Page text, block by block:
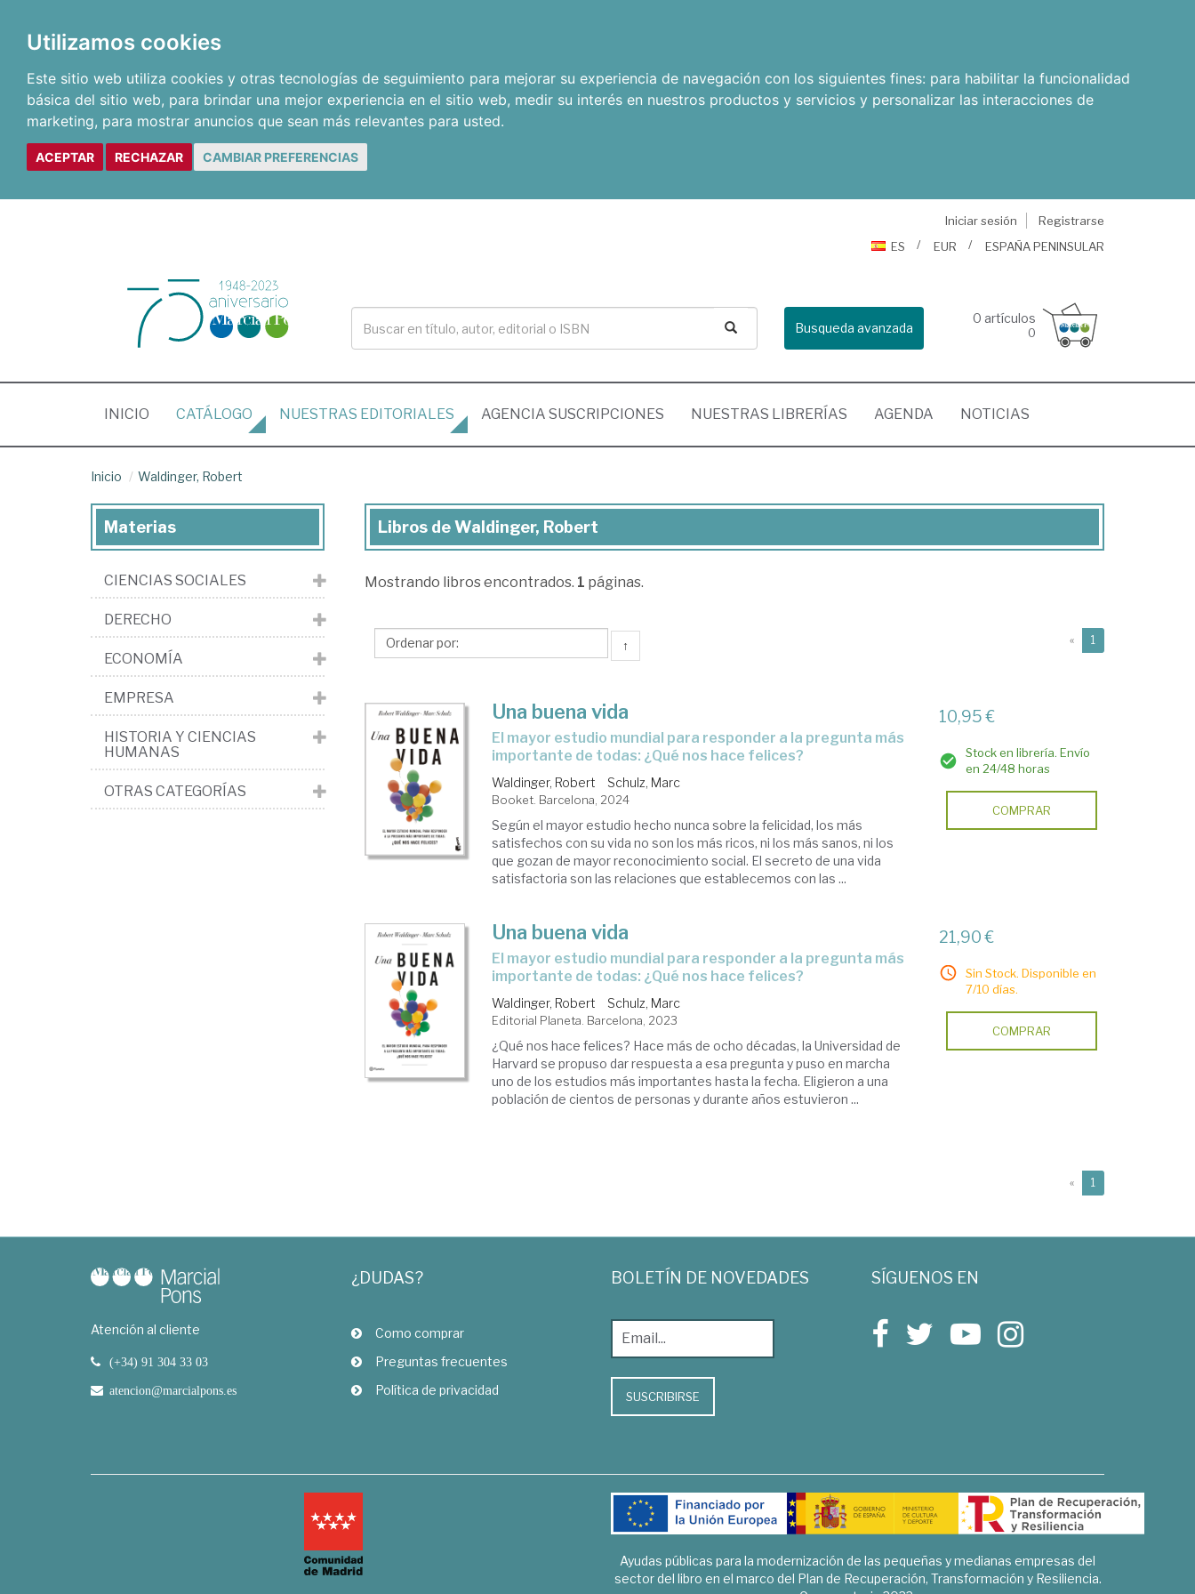
Utilizamos cookies
Este sitio web utiliza cookies y otras tecnologías de seguimiento para mejorar su experiencia de navegación con los siguientes fines: para habilitar la funcionalidad
básica del sitio web, para brindar una mejor experiencia en el sitio web, medir su interés en nuestros productos y servicios y personalizar las interacciones de
marketing, para mostrar anuncios que sean más relevantes para usted.
ACEPTAR RECHAZAR CAMBIAR PREFERENCIAS
Iniciar sesión
Registrarse
ES
EUR ESPAÑA PENINSULAR
Busqueda avanzada
0 artículos
0
INICIO (CURRENT)
CATÁLOGO NUESTRAS EDITORIALES AGENCIA SUSCRIPCIONES NUESTRAS LIBRERÍAS AGENDA NOTICIAS
Inicio Waldinger, Robert
Libros
Waldinger,
Libros de Waldinger, Robert
Mostrando libros encontrados. 1 páginas.
↑ « 1
Una buena vida
el mayor estudio mundial para responder a la pregunta más
importante de todas: ¿Qué nos hace felices?
Waldinger, Robert Schulz, Marc
Booket. Barcelona, 2024
Según el mayor estudio hecho nunca sobre la felicidad, los más
satisfechos con su vida no son los más ricos, ni los más sanos, ni los
que gozan de mayor reconocimiento social. El secreto de una vida
satisfactoria son las relaciones que establecemos con las ...
10,95 €
Stock en librería. Envío
en 24/48 horas
COMPRAR
Una buena vida
el mayor estudio mundial para responder a la pregunta más
importante de todas: ¿Qué nos hace felices?
Waldinger, Robert Schulz, Marc
Editorial Planeta. Barcelona, 2023
¿Qué nos hace felices? Hace más de ocho décadas, la Universidad de
Harvard se propuso dar respuesta a esa pregunta y puso en marcha
uno de los estudios más importantes hasta la fecha. Eligieron a una
población de cientos de personas y durante años estuvieron ...
21,90 €
Sin Stock. Disponible en
7/10 días.
COMPRAR
« 1
Materias
CIENCIAS SOCIALES
DERECHO
ECONOMÍA
EMPRESA
HISTORIA Y CIENCIAS
HUMANAS
OTRAS CATEGORÍAS
Atención al cliente
(+34) 91 304 33 03
atencion@marcialpons.es
¿DUDAS?
Como comprar
Preguntas frecuentes
Política de privacidad
BOLETÍN DE NOVEDADES
SUSCRIBIRSE
SÍGUENOS EN
Ayudas públicas para la modernización de las pequeñas y medianas empresas del
sector del libro en el marco del Plan de Recuperación, Transformación y Resiliencia.